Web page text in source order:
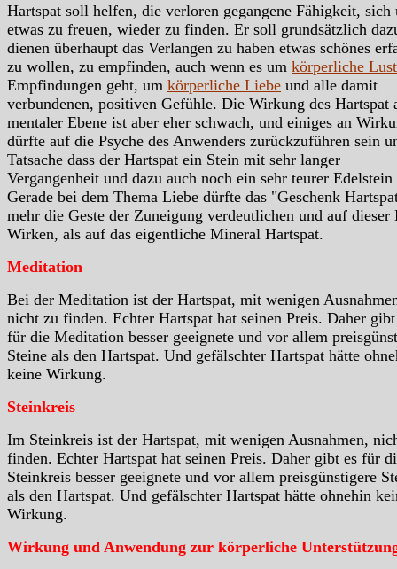
Hartspat soll helfen, die verloren gegangene Fähigkeit, sich
etwas zu freuen, wieder zu finden. Er soll grundsätzlich
dienen überhaupt das Verlangen zu haben etwas schönes
zu wollen, zu empfinden, auch wenn es um körperliche Lust
Empfindungen geht, um körperliche Liebe und alle damit
verbundenen, positiven Gefühle. Die Wirkung des Hartspat
mentaler Ebene ist aber eher schwach, und einiges an
dürfte auf die Psyche des Anwenders zurückzuführen sein
Tatsache dass der Hartspat ein Stein mit sehr langer
Vergangenheit und dazu auch noch ein sehr teurer
Gerade bei dem Thema Liebe dürfte das "Geschenk
mehr die Geste der Zuneigung verdeutlichen und auf dieser
Wirken, als auf das eigentliche Mineral Hartspat.
Meditation
Bei der Meditation ist der Hartspat, mit wenigen
nicht zu finden. Echter Hartspat hat seinen Preis. Daher gibt
für die Meditation besser geeignete und vor allem
Steine als den Hartspat. Und gefälschter Hartspat hätte
keine Wirkung.
Steinkreis
Im Steinkreis ist der Hartspat, mit wenigen Ausnahmen,
finden. Echter Hartspat hat seinen Preis. Daher gibt es für
Steinkreis besser geeignete und vor allem preisgünstigere
als den Hartspat. Und gefälschter Hartspat hätte ohnehin
Wirkung.
Wirkung und Anwendung zur körperliche